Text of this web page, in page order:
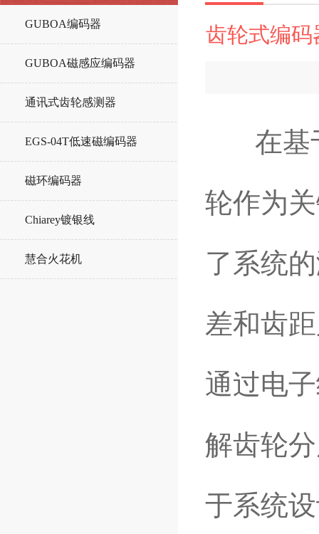
GUBOA编码器
GUBOA磁感应编码器
通讯式齿轮感测器
EGS-04T低速磁编码器
磁环编码器
Chiarey镀银线
慧合火花机
齿轮式编
在基于
轮作为
了系统
差和齿
通过电
解齿轮
于系统